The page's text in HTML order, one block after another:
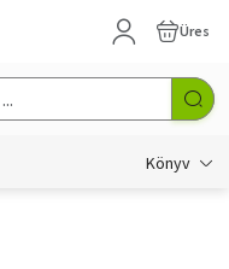
Üres
Könyv